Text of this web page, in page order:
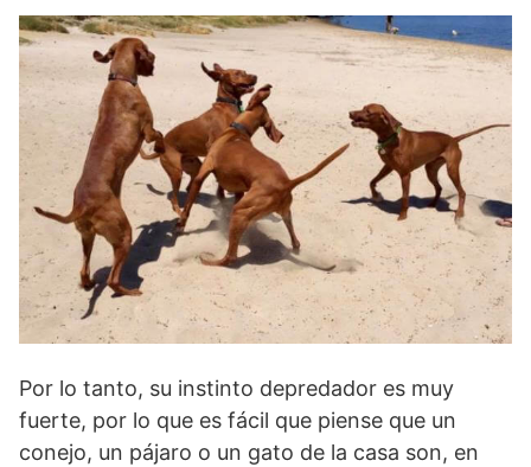
Por lo tanto, su instinto depredador es muy
fuerte, por lo que es fácil que piense que un
conejo, un pájaro o un gato de la casa son, en